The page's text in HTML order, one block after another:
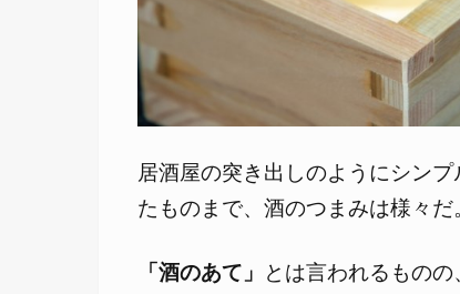
居酒屋の突き出しのようにシン
たものまで、酒のつまみは様々だ
「酒のあて」 とは言われるもの